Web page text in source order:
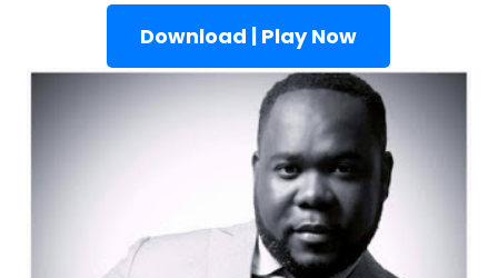
Download | Play Now